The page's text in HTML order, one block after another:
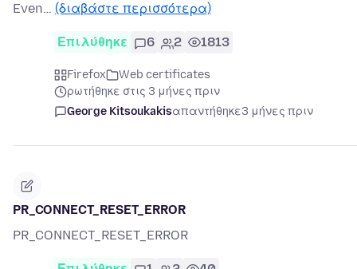
Even… (διαβάστε περισσότερα)
Επιλύθηκε 6 2 1813
Firefox
Web certificates
ρωτήθηκε στις 3 μήνες πριν
George Kitsoukakisαπαντήθηκε3 μήνες πριν
PR_CONNECT_RESET_ERROR
PR_CONNECT_RESET_ERROR